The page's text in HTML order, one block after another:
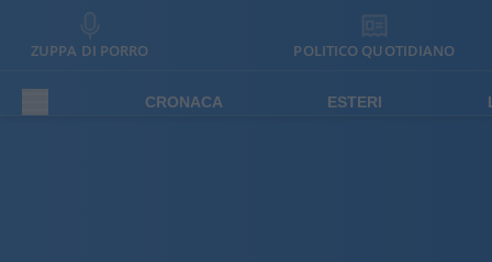
ZUPPA DI PORRO POLITICO QUOTIDIANO
CRONACA ESTERI